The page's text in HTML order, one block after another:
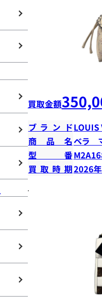
買取金額
ブランドLOUIS
商品名ベラ
型番
買取時期2026